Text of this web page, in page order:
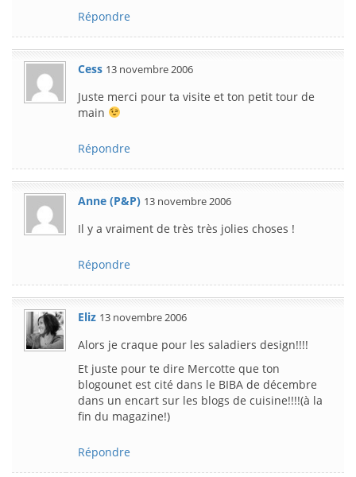
Répondre
Cess 13 novembre 2006
Juste merci pour ta visite et ton petit tour de
main
Répondre
Anne (P&P) 13 novembre 2006
Il y a vraiment de très très jolies choses !
Répondre
Eliz 13 novembre 2006
Alors je craque pour les saladiers design!!!!
Et juste pour te dire Mercotte que ton
blogounet est cité dans le BIBA de décembre
dans un encart sur les blogs de cuisine!!!!(à la
fin du magazine!)
Répondre